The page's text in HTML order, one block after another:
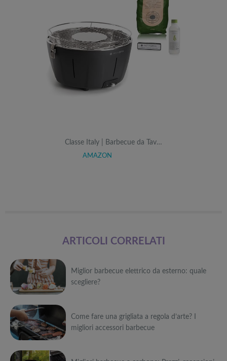
Classe Italy | Barbecue da Tav…
AMAZON
ARTICOLI CORRELATI
interessarti anche
Attrezzi
metà prezzo
Miglior barbecue elettrico da esterno: quale
scegliere?
Come fare una grigliata a regola d’arte? I
migliori accessori barbecue